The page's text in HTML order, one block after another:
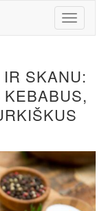
Toggle
SKANU: